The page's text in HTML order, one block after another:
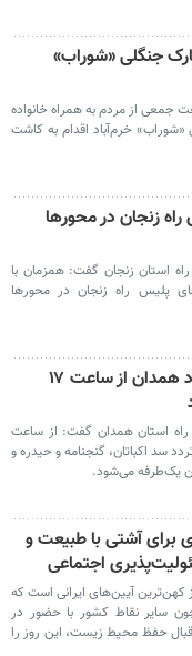
جنگلی «شوراب»
جمعی از مردم به همراه خانواده
خرم‌آباد اقدام به کاشت
زنجان در محورها
استان زنجان گفت: همزمان با
پلیس راه زنجان در محورها
محورهای پر تردد همدان از ساعت ۱۷
استان همدان گفت: از ساعت
سد اکباتان، گنجنامه و حیدره و
یک‌طرفه می‌شود.
برای آشتی با طبیعت و
اجتماعی
کهن‌ترین آیین‌های ایرانی است که
سایر نقاط کشور با حضور در
حفظ محیط زیست، این روز را